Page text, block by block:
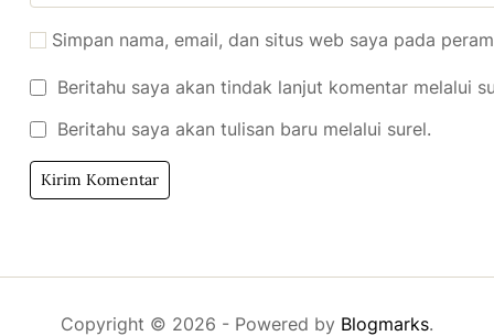
Simpan nama, email, dan situs web saya pada
Beritahu saya akan tindak lanjut komentar melalui
Beritahu saya akan tulisan baru melalui surel.
Copyright © 2026 - Powered by Blogmarks.